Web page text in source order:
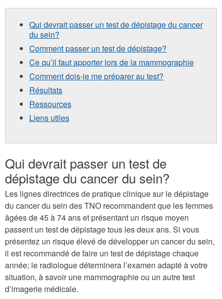
Qui devrait passer un test de dépistage du cancer
du sein?
Comment passer un test de dépistage?
Ce qu’il faut apporter lors de la mammographie
Comment dois-je me préparer au test?
Résultats
Ressources
Liens utiles
Qui devrait passer un test de
dépistage du cancer du sein?
Les lignes directrices de pratique clinique sur le dépistage
du cancer du sein des TNO recommandent que les femmes
âgées de 45 à 74 ans et présentant un risque moyen
passent un test de dépistage tous les deux ans. Si vous
présentez un risque élevé de développer un cancer du sein,
il est recommandé de faire un test de dépistage chaque
année; le radiologue déterminera l’examen adapté à votre
situation, à savoir une mammographie ou un autre test
d’imagerie médicale.